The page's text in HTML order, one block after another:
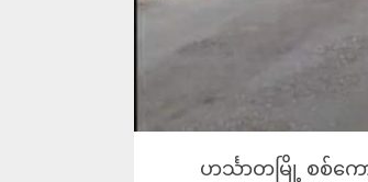
ဟင်္သာတမြို့ စစ်က